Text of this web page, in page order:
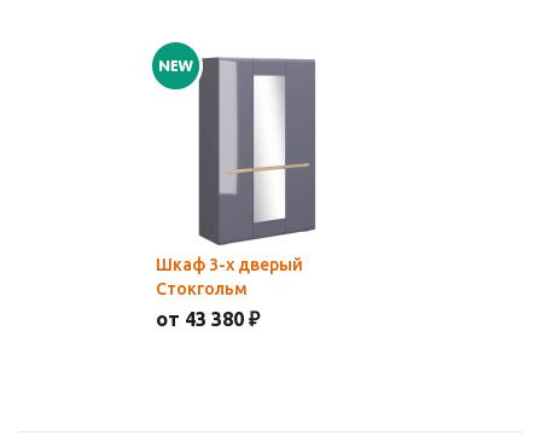
Шкаф 3-х дверый
Стокгольм
от 43 380 ₽